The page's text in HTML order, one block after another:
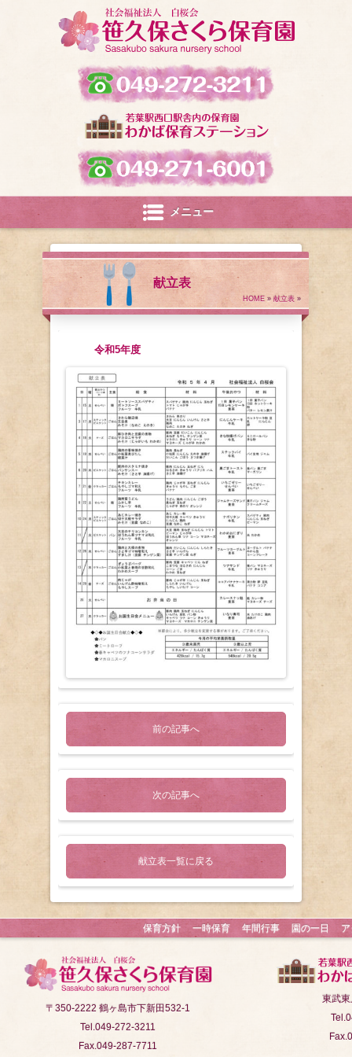
メニュー
献立表
HOME »献立表 »
令和5年度
前の記事へ
次の記事へ
献立表一覧に戻る
保育方針 一時保育 年間行事 園の一日
〒350-2222 鶴ヶ島市下新田532-1
Tel.049-272-3211
Fax.049-287-7711
東武